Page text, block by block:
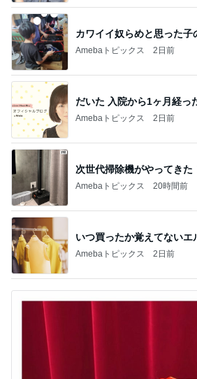
カワイイ奴らめと思った子
Amebaトピックス 2日前
だいた 入院から1ヶ月経っ
Amebaトピックス 2日前
次世代掃除機がやってきた
Amebaトピックス 20時間前
いつ買ったか覚えてないエ
Amebaトピックス 2日前